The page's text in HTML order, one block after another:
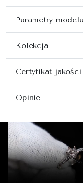
Parametry modelu
Kolekcja
Certyfikat jakości
Opinie